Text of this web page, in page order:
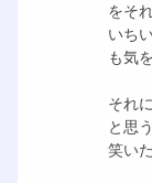
をそ
いち
も気
それ
と思
笑い